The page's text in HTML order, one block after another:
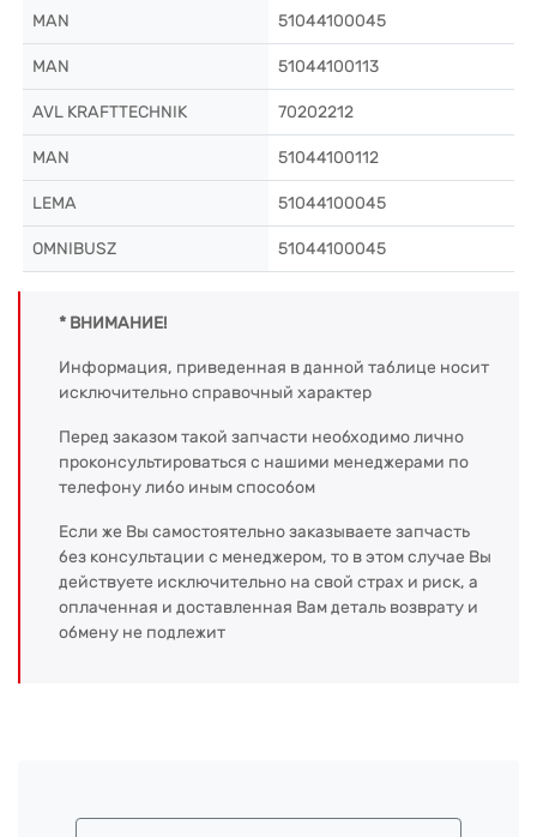
MAN 51044100045
MAN 51044100113
AVL KRAFTTECHNIK 70202212
MAN 51044100112
LEMA 51044100045
OMNIBUSZ 51044100045
* ВНИМАНИЕ!
Информация, приведенная в данной таблице носит
исключительно справочный характер
Перед заказом такой запчасти необходимо лично
проконсультироваться с нашими менеджерами по
телефону либо иным способом
Если же Вы самостоятельно заказываете запчасть
без консультации с менеджером, то в этом случае Вы
действуете исключительно на свой страх и риск, а
оплаченная и доставленная Вам деталь возврату и
обмену не подлежит